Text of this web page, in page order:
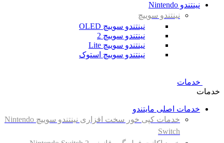
نینتندو Nintendo
نینتندو سوییچ
نینتندو سوییچ OLED
نینتندو سوییچ 2
نینتندو سوییچ Lite
نینتندو سوییچ استوک
خدمات
خدمات
خدمات اصلی مایتندو
خدمات کپی خور سخت افزاری نینتندو سوییچ Nintendo
Switch